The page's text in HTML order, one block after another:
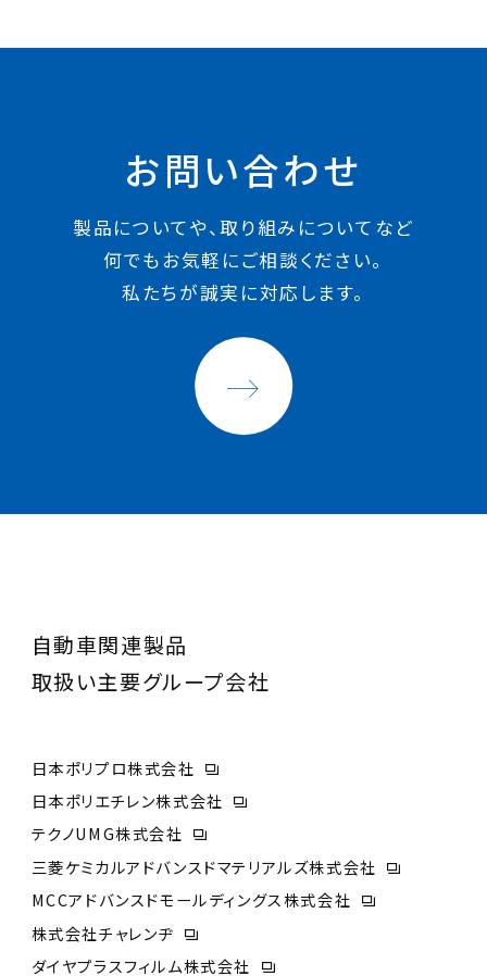
お問い合わせ
製品についてや、取り組みについてなど
何でもお気軽にご相談ください。
私たちが誠実に対応します。
自動車関連製品
取扱い主要グループ会社
日本ポリプロ株式会社
MCCアドバンスドモールディングス株式会社
三菱ケミカルアドバンスドマテリアルズ株式会社
株式会社チャレンヂ
ダイヤプラスフィルム株式会社
テクノUMG株式会社
日本ポリエチレン株式会社